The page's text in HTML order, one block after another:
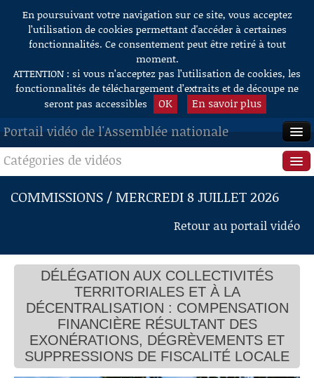
Aller au contenu
En poursuivant votre navigation sur ce site, vous acceptez
l’utilisation de cookies permettant d'accéder à certaines
fonctionnalités. Ce consentement peut être retiré à tout
moment.
ATTENTION : si vous n’acceptez pas l’utilisation de cookies, les
fonctionnalités de téléchargement d’extraits et de découpe ne
seront pas accessibles
OK En savoir plus
Portail vidéo de l'Assemblée nationale
ACCUEIL
EN DIRECT
RECHERCHE
AIDE À LA DÉCOUPE
DE VIDÉOS
Catégories de vidéos
Séance publique
Questions au Gouvernement
Commissions
Présidence
Évènements
Connaissance, Histoire
Autres
COMMISSIONS / MERCREDI 8 JUILLET 2026
Retour au portail vidéo
DÉLÉGATION AUX COLLECTIVITÉS
TERRITORIALES ET À LA
DÉCENTRALISATION : COMPENSATION
FINANCIÈRE RÉSULTANT DES
EXONÉRATIONS, DÉGRÈVEMENTS ET
SUPPRESSIONS DE FISCALITÉ LOCALE